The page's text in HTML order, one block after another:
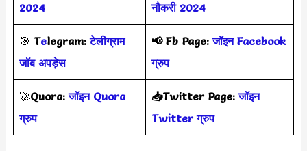
2024
नौकरी 2024
🎯 Telegram: टेलीग्राम
जॉब अपड़ेस
📢 Fb Page:जॉइन Facebook
ग्रुप
🚀Quora:जॉइन Quora
ग्रुप
📥Twitter Page:जॉइन
Twitter ग्रुप